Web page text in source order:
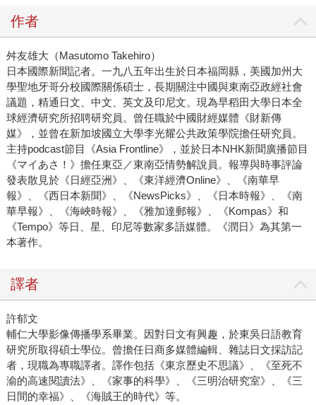
作者
舛友雄大（Masutomo Takehiro）
日本國際新聞記者。一九八五年出生於日本福岡縣，美國加州大
學聖地牙哥分校國際關係碩士，長期關注中國與東南亞政經社會
議題，精通日文、中文、英文及印尼文。現為早稻田大學日本全
球經濟研究所招聘研究員。曾任職於中國財經媒體《財新傳
媒》，並曾在新加坡國立大學李光耀公共政策學院擔任研究員。
主持podcast節目《Asia Frontline》，並於日本NHK新聞廣播節目
《マイあさ！》擔任東亞／東南亞情勢解說員。報導與時事評論
發表散見於《日經亞洲》、《東洋經濟Online》、《南華早
報》、《西日本新聞》、《NewsPicks》、《日本時報》、《南
華早報》、《海峽時報》、《雅加達郵報》、《Kompas》和
《Tempo》等日、星、印尼等數家多語媒體。《潤日》為其第一
本著作。
譯者
許郁文
輔仁大學影像傳播學系畢業。因對日文有興趣，於東吳日語教育
研究所取得碩士學位。曾擔任日商多媒體編輯、雜誌日文採訪記
者，現職為專職譯者。譯作包括《東京歷史不思議》、《至死不
渝的高速閱讀法》、《家事的科學》、《三明治研究室》、《三
日間的幸福》、《海賊王的時代》等。